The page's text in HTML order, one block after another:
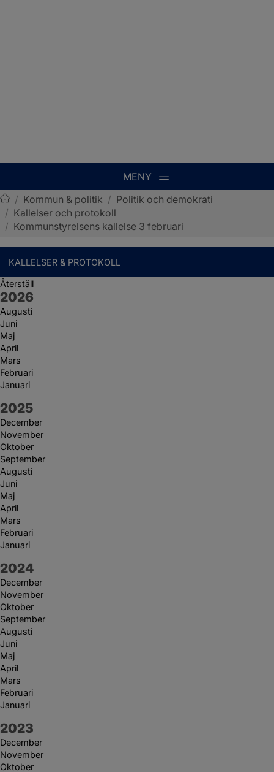
MENY
Sotenäs kommun
/ Kommun & politik / Politik och demokrati
/ Kallelser och protokoll
/ Kommunstyrelsens kallelse 3 februari
KALLELSER & PROTOKOLL
Återställ
År:
2026
Augusti
Juni
Maj
April
Mars
Februari
Januari
År:
2025
December
November
Oktober
September
Augusti
Juni
Maj
April
Mars
Februari
Januari
År:
2024
December
November
Oktober
September
Augusti
Juni
Maj
April
Mars
Februari
Januari
År:
2023
December
November
Oktober